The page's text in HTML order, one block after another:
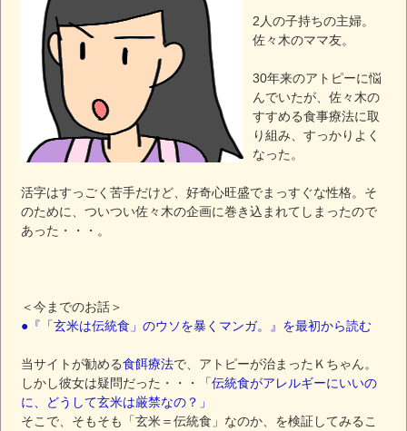
2人の子持ちの主婦。
佐々木のママ友。
30年来のアトピーに悩
んでいたが、佐々木の
すすめる食事療法に取
り組み、すっかりよく
なった。
活字はすっごく苦手だけど、好奇心旺盛でまっすぐな性格。そ
のために、ついつい佐々木の企画に巻き込まれてしまったので
あった・・・。
＜今までのお話＞
●『「玄米は伝統食」のウソを暴くマンガ。』を最初から読む
当サイトが勧める食餌療法で、アトピーが治まったＫちゃん。
しかし彼女は疑問だった・・・
「伝統食がアレルギーにいいの
に、どうして玄米は厳禁なの？」
そこで、そもそも「玄米＝伝統食」なのか、を検証してみるこ